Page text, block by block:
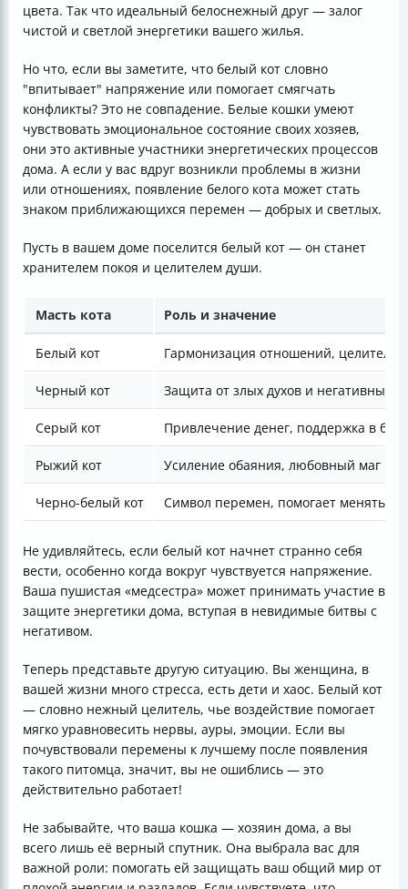
цвета. Так что идеальный белоснежный друг — залог
чистой и светлой энергетики вашего жилья.
Но что, если вы заметите, что белый кот словно
"впитывает" напряжение или помогает смягчать
конфликты? Это не совпадение. Белые кошки умеют
чувствовать эмоциональное состояние своих хозяев,
они это активные участники энергетических процессов
дома. А если у вас вдруг возникли проблемы в жизни
или отношениях, появление белого кота может стать
знаком приближающихся перемен — добрых и светлых.
Пусть в вашем доме поселится белый кот — он станет
хранителем покоя и целителем души.
Масть кота Роль и значение
Белый кот Гармонизация отношений,
Черный кот Защита от злых духов и негативных
Серый кот Привлечение денег, поддержка в
Рыжий кот Усиление обаяния, любовный маг
Черно-белый кот Символ перемен, помогает менять
Не удивляйтесь, если белый кот начнет странно себя
вести, особенно когда вокруг чувствуется напряжение.
Ваша пушистая «медсестра» может принимать участие в
защите энергетики дома, вступая в невидимые битвы с
негативом.
Теперь представьте другую ситуацию. Вы женщина, в
вашей жизни много стресса, есть дети и хаос. Белый кот
— словно нежный целитель, чье воздействие помогает
мягко уравновесить нервы, ауры, эмоции. Если вы
почувствовали перемены к лучшему после появления
такого питомца, значит, вы не ошиблись — это
действительно работает!
Не забывайте, что ваша кошка — хозяин дома, а вы
всего лишь её верный спутник. Она выбрала вас для
важной роли: помогать ей защищать ваш общий мир от